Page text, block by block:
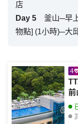
店
Day 5
釜山─早
物點] (1小時)─大
前
天